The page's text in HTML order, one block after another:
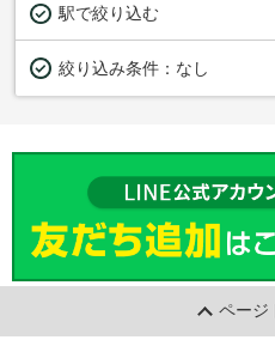
駅で絞り込む
絞り込み条件： なし
ページ